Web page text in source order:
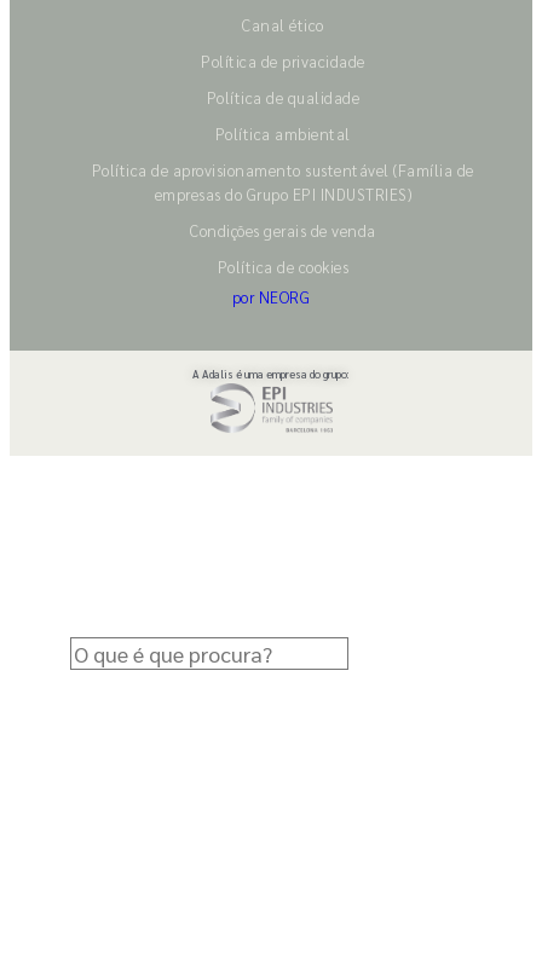
Canal ético
Política de privacidade
Política de qualidade
Política ambiental
Política de aprovisionamento sustentável (Família de
empresas do Grupo EPI INDUSTRIES)
Condições gerais de venda
Política de cookies
por NEORG
A Adalis é uma empresa do grupo: